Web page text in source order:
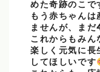
めた奇跡のこで
もう赤ちゃんは
ませんが、まだ
これからもみん
楽しく元気に長
してほしいです